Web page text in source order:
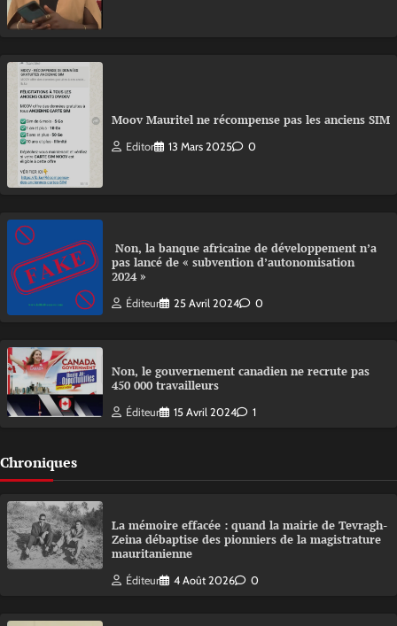
Moov Mauritel ne récompense pas les anciens SIM
Editor 13 Mars 2025 0
Non, la banque africaine de développement n’a
pas lancé de « subvention d’autonomisation
2024 »
Éditeur 25 Avril 2024 0
Non, le gouvernement canadien ne recrute pas
450 000 travailleurs
Éditeur 15 Avril 2024 1
Chroniques
La mémoire effacée : quand la mairie de Tevragh-
Zeina débaptise des pionniers de la magistrature
mauritanienne
Éditeur 4 Août 2026 0